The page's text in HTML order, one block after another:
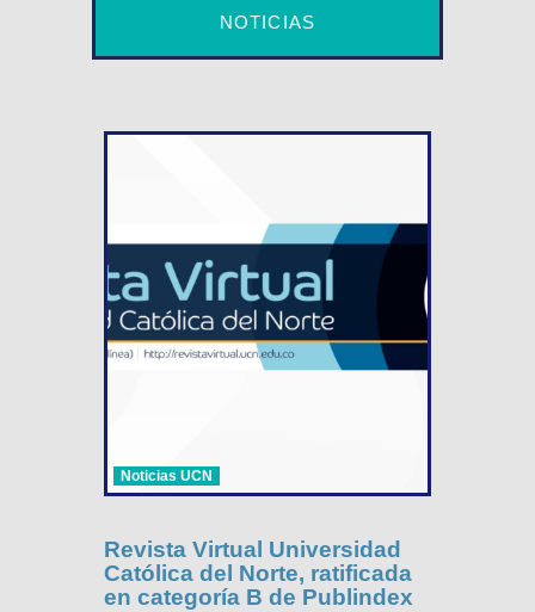
NOTICIAS
Noticias UCN
Revista Virtual Universidad
Católica del Norte, ratificada
en categoría B de Publindex